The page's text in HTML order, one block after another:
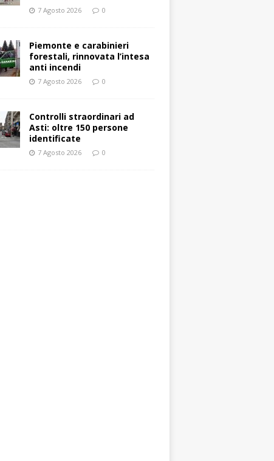
7 Agosto 2026 0
Piemonte e carabinieri
forestali, rinnovata l’intesa
anti incendi
7 Agosto 2026 0
Controlli straordinari ad
Asti: oltre 150 persone
identificate
7 Agosto 2026 0